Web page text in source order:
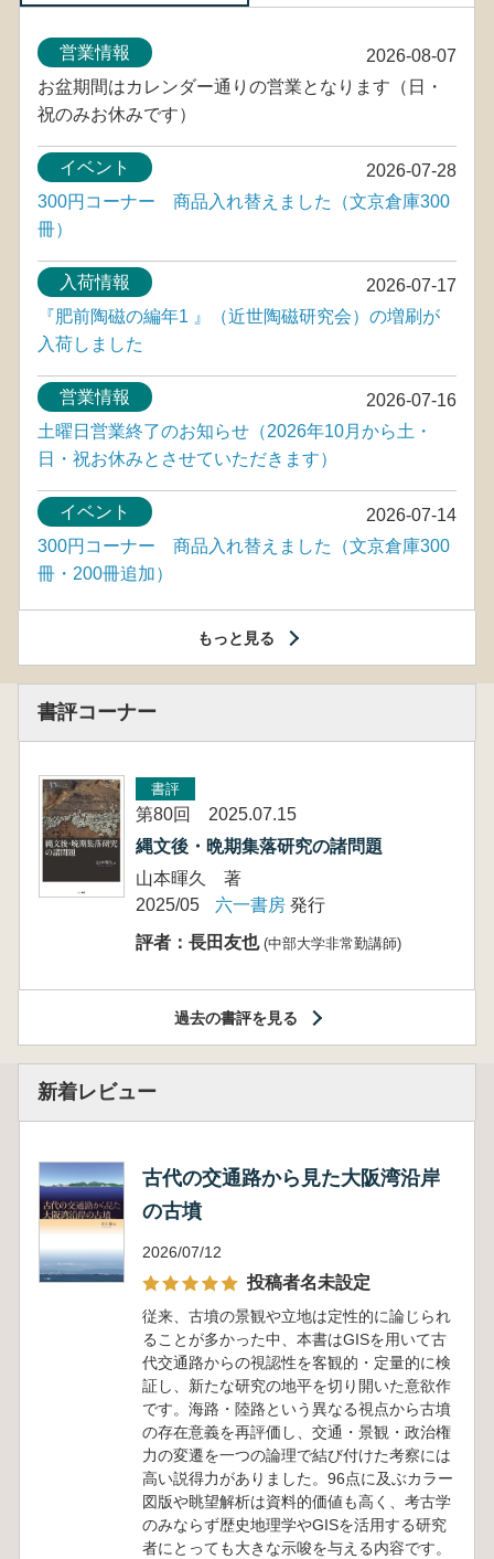
2026-08-07
営業情報
お盆期間はカレンダー通りの営業となります（日・
祝のみお休みです）
2026-07-28
イベント
300円コーナー 商品入れ替えました（文京倉庫300
冊）
2026-07-17
入荷情報
『肥前陶磁の編年1 』（近世陶磁研究会）の増刷が
入荷しました
2026-07-16
営業情報
土曜日営業終了のお知らせ（2026年10月から土・
日・祝お休みとさせていただきます）
2026-07-14
イベント
300円コーナー 商品入れ替えました（文京倉庫300
冊・200冊追加）
もっと見る
書評コーナー
書評
第80回 2025.07.15
縄文後・晩期集落研究の諸問題
山本暉久 著
2025/05
六一書房 発行
評者：長田友也 (中部大学非常勤講師)
過去の書評を見る
新着レビュー
古代の交通路から見た大阪湾沿岸
の古墳
2026/07/12
投稿者名未設定
従来、古墳の景観や立地は定性的に論じられ
ることが多かった中、本書はGISを用いて古
代交通路からの視認性を客観的・定量的に検
証し、新たな研究の地平を切り開いた意欲作
です。海路・陸路という異なる視点から古墳
の存在意義を再評価し、交通・景観・政治権
力の変遷を一つの論理で結び付けた考察には
高い説得力がありました。96点に及ぶカラー
図版や眺望解析は資料的価値も高く、考古学
のみならず歴史地理学やGISを活用する研究
者にとっても大きな示唆を与える内容です。